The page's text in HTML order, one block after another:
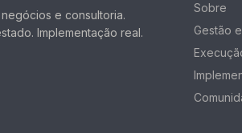
e consultoria.
Implementação real.
Sobre
Gestão